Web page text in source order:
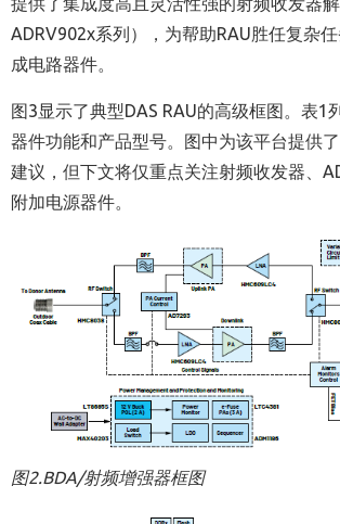
ADRV902x系列），为帮助RAU胜任复杂
成电路器件。
图3显示了典型DAS RAU的高级框图。表1
器件功能和产品型号。图中为该平台提供
建议，但下文将仅重点关注射频收发器、
附加电源器件。
图2.BDA/射频增强器框图